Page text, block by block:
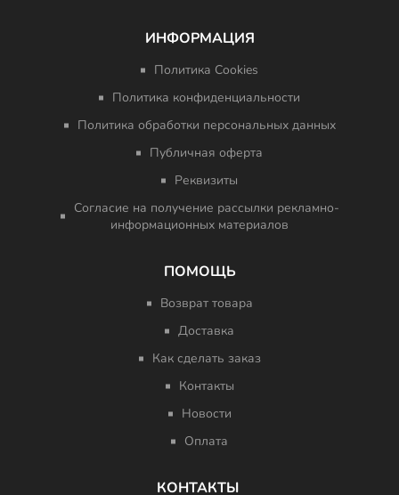
ИНФОРМАЦИЯ
Политика Cookies
Политика конфиденциальности
Политика обработки персональных данных
Публичная оферта
Реквизиты
Согласие на получение рассылки рекламно-
информационных материалов
ПОМОЩЬ
Возврат товара
Доставка
Как сделать заказ
Контакты
Новости
Оплата
КОНТАКТЫ